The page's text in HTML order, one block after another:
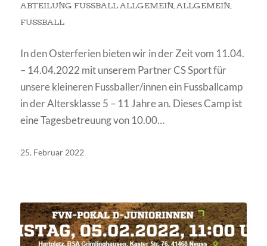
ABTEILUNG FUSSBALL ALLGEMEIN , ALLGEMEIN,
FUSSBALL
In den Osterferien bieten wir in der Zeit vom 11.04.
– 14.04.2022 mit unserem Partner CS Sport für
unsere kleineren Fussballer/innen ein Fussballcamp
in der Altersklasse 5 – 11 Jahre an. Dieses Camp ist
eine Tagesbetreuung von 10.00…
25. Februar 2022